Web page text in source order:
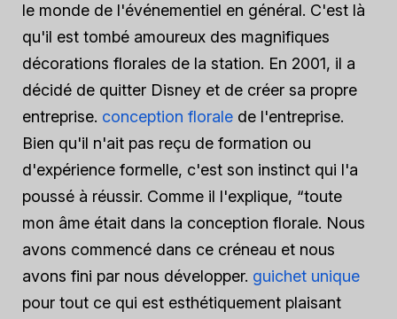
le monde de l'événementiel en général. C'est là
qu'il est tombé amoureux des magnifiques
décorations florales de la station. En 2001, il a
décidé de quitter Disney et de créer sa propre
entreprise. conception florale de l'entreprise.
Bien qu'il n'ait pas reçu de formation ou
d'expérience formelle, c'est son instinct qui l'a
poussé à réussir. Comme il l'explique, “toute
mon âme était dans la conception florale. Nous
avons commencé dans ce créneau et nous
avons fini par nous développer. guichet unique
pour tout ce qui est esthétiquement plaisant